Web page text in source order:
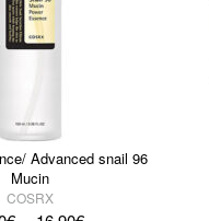
Advanced snail 96
Mucin
COSRX